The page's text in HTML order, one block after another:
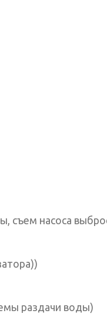
съем насоса
раздачи воды)